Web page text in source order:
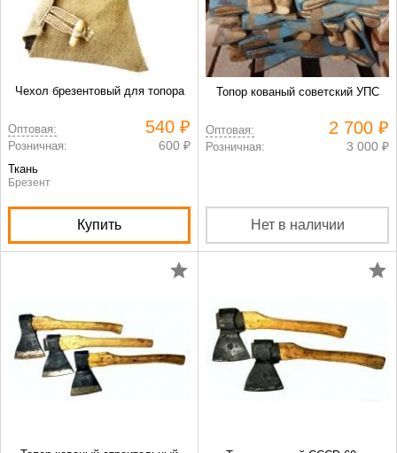
Чехол брезентовый для топора
Оптовая: 540 ₽
Розничная: 600 ₽
Ткань
Брезент
Купить
Топор кованый советский УПС
Оптовая: 2 700 ₽
Розничная: 3 000 ₽
Нет в наличии